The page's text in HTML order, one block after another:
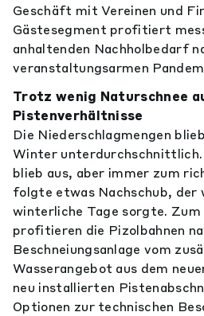
Geschäft mit Vereinen und
Gästesegment profitiert
anhaltenden Nachholbedarf
veranstaltungsarmen
Trotz wenig Naturschnee
Pistenverhältnisse
Die Niederschlagmengen
Winter unterdurchschnittlich.
blieb aus, aber immer zum
folgte etwas Nachschub, der
winterliche Tage sorgte. Zum
profitieren die Pizolbahnen
Beschneiungsanlage vom
Wasserangebot aus dem
neu installierten
Optionen zur technischen